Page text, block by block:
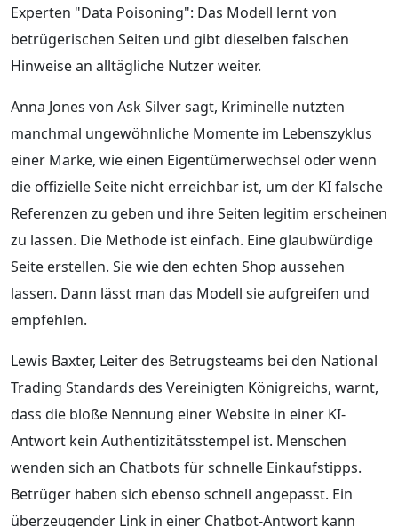
Experten "Data Poisoning": Das Modell lernt von
betrügerischen Seiten und gibt dieselben falschen
Hinweise an alltägliche Nutzer weiter.
Anna Jones von Ask Silver sagt, Kriminelle nutzten
manchmal ungewöhnliche Momente im Lebenszyklus
einer Marke, wie einen Eigentümerwechsel oder wenn
die offizielle Seite nicht erreichbar ist, um der KI falsche
Referenzen zu geben und ihre Seiten legitim erscheinen
zu lassen. Die Methode ist einfach. Eine glaubwürdige
Seite erstellen. Sie wie den echten Shop aussehen
lassen. Dann lässt man das Modell sie aufgreifen und
empfehlen.
Lewis Baxter, Leiter des Betrugsteams bei den National
Trading Standards des Vereinigten Königreichs, warnt,
dass die bloße Nennung einer Website in einer KI-
Antwort kein Authentizitätsstempel ist. Menschen
wenden sich an Chatbots für schnelle Einkaufstipps.
Betrüger haben sich ebenso schnell angepasst. Ein
überzeugender Link in einer Chatbot-Antwort kann